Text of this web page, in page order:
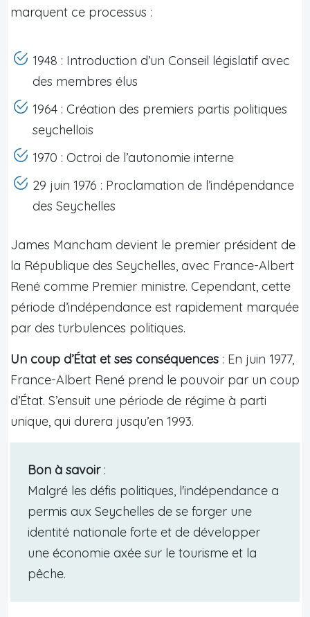
marquent ce processus :
1948 : Introduction d’un Conseil législatif avec
des membres élus
1964 : Création des premiers partis politiques
seychellois
1970 : Octroi de l’autonomie interne
29 juin 1976 : Proclamation de l’indépendance
des Seychelles
James Mancham devient le premier président de
la République des Seychelles, avec France-Albert
René comme Premier ministre. Cependant, cette
période d’indépendance est rapidement marquée
par des turbulences politiques.
Un coup d’État et ses conséquences : En juin 1977,
France-Albert René prend le pouvoir par un coup
d’État. S’ensuit une période de régime à parti
unique, qui durera jusqu’en 1993.
Bon à savoir:
Malgré les défis politiques, l'indépendance a
permis aux Seychelles de se forger une
identité nationale forte et de développer
une économie axée sur le tourisme et la
pêche.